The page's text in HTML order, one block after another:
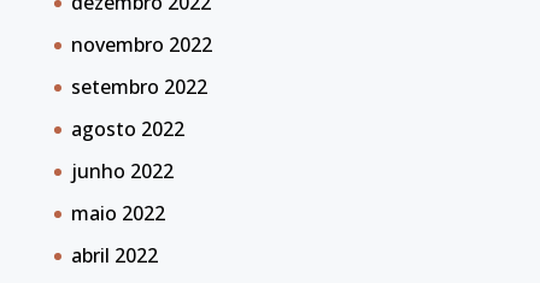
novembro 2022
setembro 2022
agosto 2022
junho 2022
maio 2022
abril 2022